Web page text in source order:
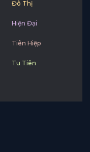
Đô Thị
Hiện Đại
Tiên Hiệp
Tu Tiên